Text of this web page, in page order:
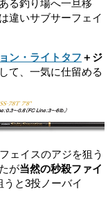
る釣り場へ一旦移
違いサブサーフェイ
ン・ライトタフ ＋ジ
て、一気に仕留める
ェイスのアジを狙う
が当然の秒殺ファイ
うと3投ノーバイ